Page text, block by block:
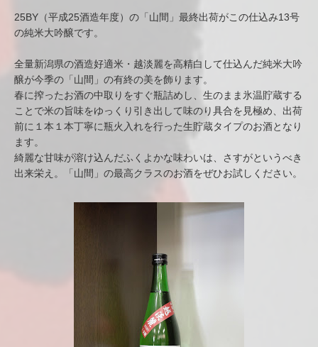
25BY（平成25酒造年度）の「山間」最終出荷がこの仕込み13号
の純米大吟醸です。
全量新潟県の酒造好適米・越淡麗を高精白して仕込んだ純米大吟
醸が今季の「山間」の有終の美を飾ります。
春に搾ったお酒の中取りをすぐ瓶詰めし、生のまま氷温貯蔵する
ことで米の旨味をゆっくり引き出して味のり具合を見極め、出荷
前に１本１本丁寧に瓶火入れを行った生貯蔵タイプのお酒となり
ます。
綺麗な甘味が溶け込んだふくよかな味わいは、さすがというべき
出来栄え。「山間」の最高クラスのお酒をぜひお試しください。